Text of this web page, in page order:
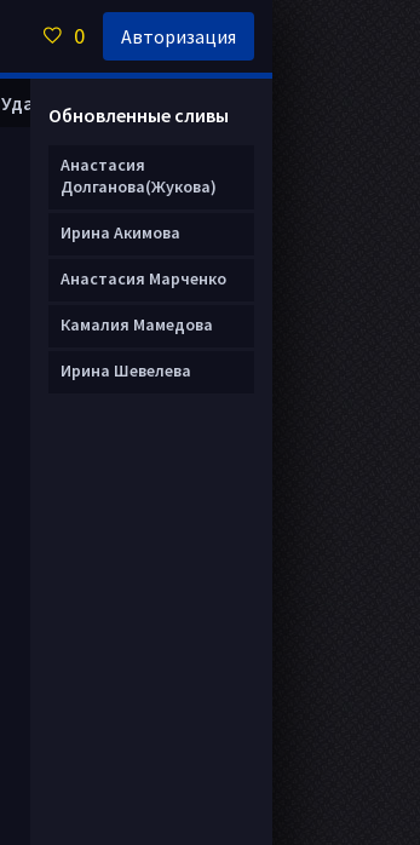
Удалить анкету
Обновленные сливы
Анастасия
Долганова(Жукова)
Ирина Акимова
Анастасия Марченко
Камалия Мамедова
Ирина Шевелева
0 Авторизация